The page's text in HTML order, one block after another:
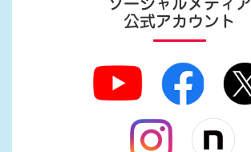
ソーシャルメディア
公式アカウント